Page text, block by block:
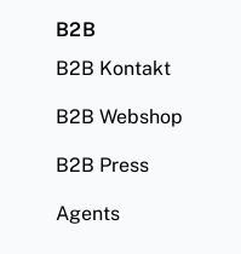
B2B
B2B Kontakt
B2B Webshop
B2B Press
Agents